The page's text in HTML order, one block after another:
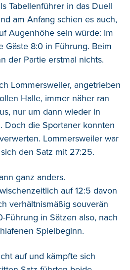
Tabellenführer in das Duell
am Anfang schien es auch,
Augenhöhe sein würde: Im
Gäste 8:0 in Führung. Beim
der Partie erstmal nichts.
Lommersweiler, angetrieben
Halle, immer näher ran
nur um dann wieder in
Doch die Sportaner konnten
Lommersweiler war
den Satz mit 27:25.
ganz anders.
auf 12:5 davon
verhältnismäßig souverän
Führung in Sätzen also, nach
Spielbeginn.
auf und kämpfte sich